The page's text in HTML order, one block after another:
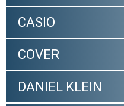
CASIO
COVER
DANIEL KLEIN